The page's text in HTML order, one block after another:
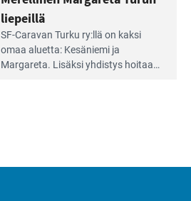
kymmenen paikkaa ilman sähköä.
liepeillä
SF-Caravan Turku ry:llä on kaksi
omaa aluet­ta: Kesäniemi ja
Margareta. Lisäksi yhdis­tys hoitaa